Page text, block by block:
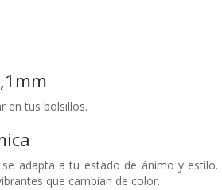
en tus bolsillos.
adapta a tu estado de ánimo y
que cambian de color.